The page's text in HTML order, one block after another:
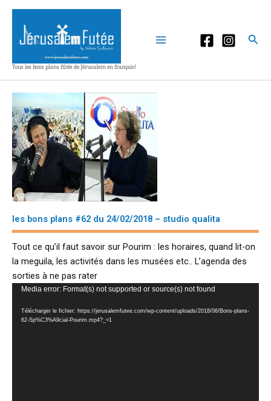
Aller
contenu
Tous les bons plans fûtés de Jérusalem en français!
les bons plans #62 du 24/02/2018 – studio qualita
Tout ce qu’il faut savoir sur Pourim : les horaires, quand lit-on
la meguila, les activités dans les musées etc.. L’agenda des
sorties à ne pas rater
Lecteur
Media error: Format(s) not supported or source(s) not found
Télécharger le fichier: https://jerusalemfutee.com/wp-content/uploads/2018/06/Bons-plans-
62-Sp%C3%A9cial-Pourim.mp4?_=1